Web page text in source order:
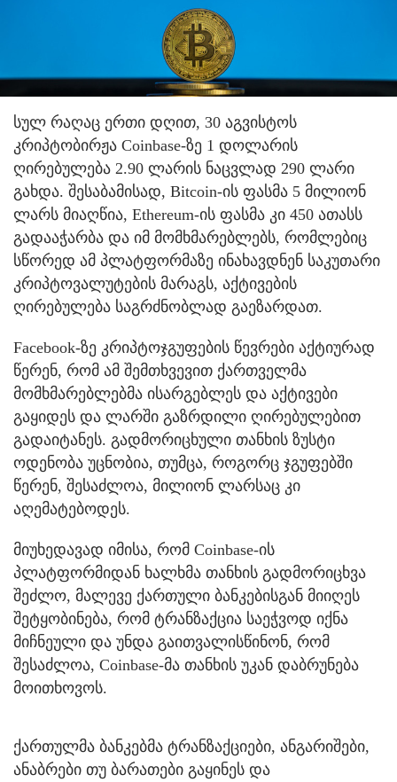
სულ რაღაც ერთი დღით, 30 აგვისტოს
კრიპტობირჟა Coinbase-ზე 1 დოლარის
ღირებულება 2.90 ლარის ნაცვლად 290 ლარი
გახდა. შესაბამისად, Bitcoin-ის ფასმა 5 მილიონ
ლარს მიაღწია, Ethereum-ის ფასმა კი 450 ათასს
გადააჭარბა და იმ მომხმარებლებს, რომლებიც
სწორედ ამ პლატფორმაზე ინახავდნენ საკუთარი
კრიპტოვალუტების მარაგს, აქტივების
ღირებულება საგრძნობლად გაეზარდათ.
Facebook-ზე კრიპტოჯგუფების წევრები აქტიურად
წერენ, რომ ამ შემთხვევით ქართველმა
მომხმარებლებმა ისარგებლეს და აქტივები
გაყიდეს და ლარში გაზრდილი ღირებულებით
გადაიტანეს. გადმორიცხული თანხის ზუსტი
ოდენობა უცნობია, თუმცა, როგორც ჯგუფებში
წერენ, შესაძლოა, მილიონ ლარსაც კი
აღემატებოდეს.
მიუხედავად იმისა, რომ Coinbase-ის
პლატფორმიდან ხალხმა თანხის გადმორიცხვა
შეძლო, მალევე ქართული ბანკებისგან მიიღეს
შეტყობინება, რომ ტრანზაქცია საეჭვოდ იქნა
მიჩნეული და უნდა გაითვალისწინონ, რომ
შესაძლოა, Coinbase-მა თანხის უკან დაბრუნება
მოითხოვოს.
ქართულმა ბანკებმა ტრანზაქციები, ანგარიშები,
ანაბრები თუ ბარათები გაყინეს და